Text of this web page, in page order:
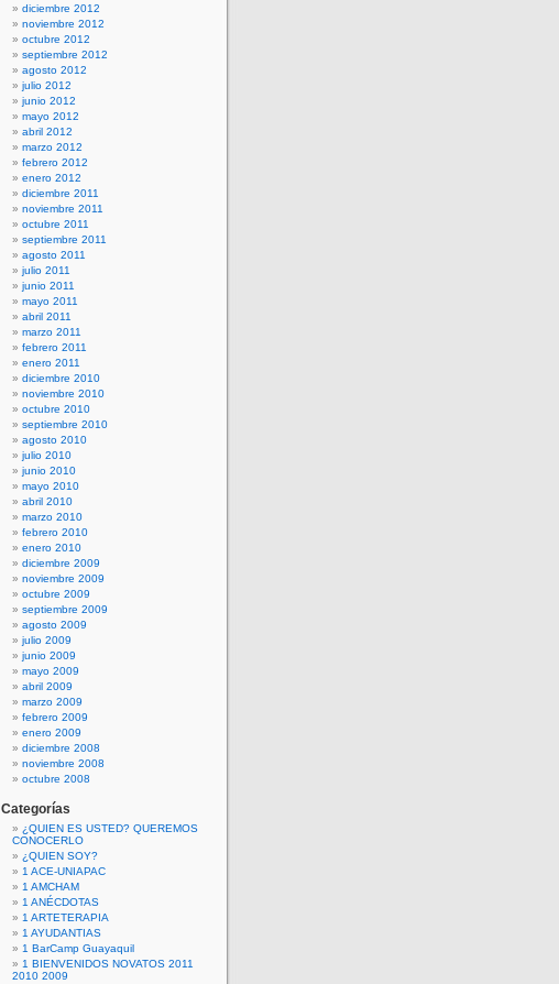
diciembre 2012
noviembre 2012
octubre 2012
septiembre 2012
agosto 2012
julio 2012
junio 2012
mayo 2012
abril 2012
marzo 2012
febrero 2012
enero 2012
diciembre 2011
noviembre 2011
octubre 2011
septiembre 2011
agosto 2011
julio 2011
junio 2011
mayo 2011
abril 2011
marzo 2011
febrero 2011
enero 2011
diciembre 2010
noviembre 2010
octubre 2010
septiembre 2010
agosto 2010
julio 2010
junio 2010
mayo 2010
abril 2010
marzo 2010
febrero 2010
enero 2010
diciembre 2009
noviembre 2009
octubre 2009
septiembre 2009
agosto 2009
julio 2009
junio 2009
mayo 2009
abril 2009
marzo 2009
febrero 2009
enero 2009
diciembre 2008
noviembre 2008
octubre 2008
Categorías
¿QUIEN ES USTED? QUEREMOS
CONOCERLO
¿QUIEN SOY?
1 ACE-UNIAPAC
1 AMCHAM
1 ANÉCDOTAS
1 ARTETERAPIA
1 AYUDANTIAS
1 BarCamp Guayaquil
1 BIENVENIDOS NOVATOS 2011
2010 2009